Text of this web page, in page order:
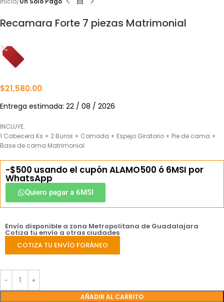
Recamara Forte 7 piezas Matrimonial
$21,580.00
Entrega estimada: 22 / 08 / 2026
INCLUYE:
1 Cabecera Ks + 2 Buros + Comoda + Espejo Giratorio + Pie de cama +
Base de cama Matrimonial
-$500 usando el cupón ALAMO500 ó 6MSI por
WhatsApp
Quiero pagar a 6MSI
Envío disponible a zona Metropolitana de Guadalajara
Cotiza tu envío a otras ciudades
COTIZA TU ENVÍO FORÁNEO
AÑADIR AL CARRITO